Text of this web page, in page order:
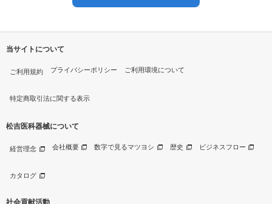
当サイトについて
ご利用規約 プライバシーポリシー ご利用環境について
特定商取引法に関する表示
松吉医科器械について
経営理念 会社概要 数字で見るマツヨシ 歴史 ビジネスフロー
カタログ
社会貢献活動